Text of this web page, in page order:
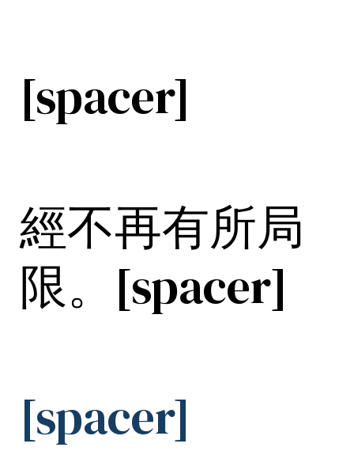
[spacer]
經不再有所局
限。[spacer]
[spacer]